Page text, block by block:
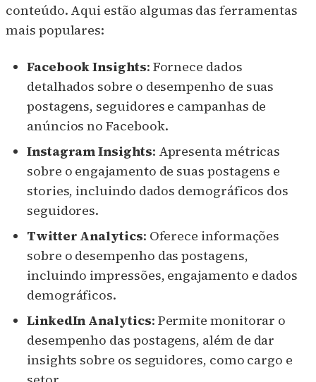
conteúdo. Aqui estão algumas das ferramentas
mais populares:
Facebook Insights: Fornece dados
detalhados sobre o desempenho de suas
postagens, seguidores e campanhas de
anúncios no Facebook.
Instagram Insights: Apresenta métricas
sobre o engajamento de suas postagens e
stories, incluindo dados demográficos dos
seguidores.
Twitter Analytics: Oferece informações
sobre o desempenho das postagens,
incluindo impressões, engajamento e dados
demográficos.
LinkedIn Analytics: Permite monitorar o
desempenho das postagens, além de dar
insights sobre os seguidores, como cargo e